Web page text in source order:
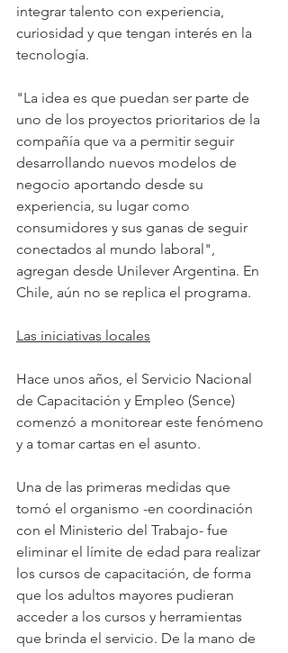
integrar talento con experiencia,
curiosidad y que tengan interés en la
tecnología.
"La idea es que puedan ser parte de
uno de los proyectos prioritarios de la
compañía que va a permitir seguir
desarrollando nuevos modelos de
negocio aportando desde su
experiencia, su lugar como
consumidores y sus ganas de seguir
conectados al mundo laboral",
agregan desde Unilever Argentina. En
Chile, aún no se replica el programa.
Las iniciativas locales
Hace unos años, el Servicio Nacional
de Capacitación y Empleo (Sence)
comenzó a monitorear este fenómeno
y a tomar cartas en el asunto.
Una de las primeras medidas que
tomó el organismo -en coordinación
con el Ministerio del Trabajo- fue
eliminar el límite de edad para realizar
los cursos de capacitación, de forma
que los adultos mayores pudieran
acceder a los cursos y herramientas
que brinda el servicio. De la mano de